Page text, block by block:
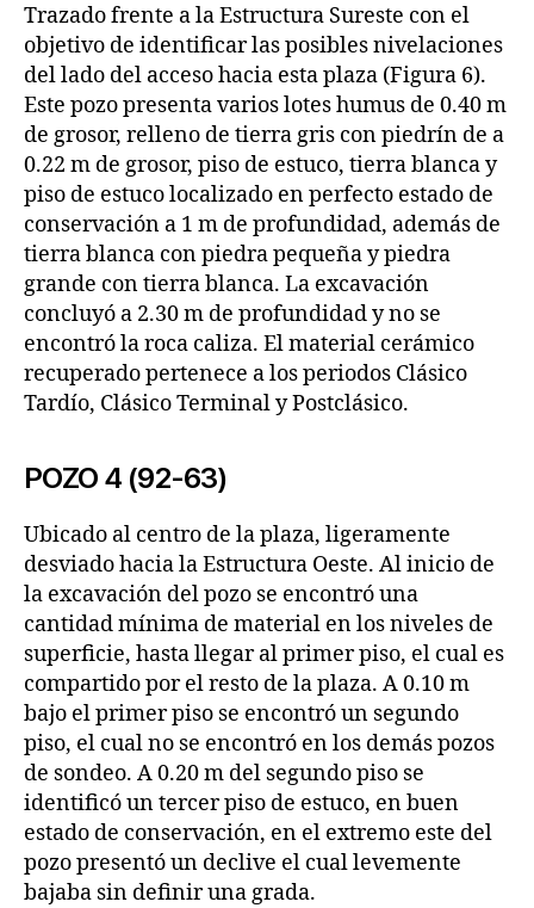
Trazado frente a la Estructura Sureste con el
objetivo de identificar las posibles nivelaciones
del lado del acceso hacia esta plaza (Figura 6).
Este pozo presenta varios lotes humus de 0.40 m
de grosor, relleno de tierra gris con piedrín de a
0.22 m de grosor, piso de estuco, tierra blanca y
piso de estuco localizado en perfecto estado de
conservación a 1 m de profundidad, además de
tierra blanca con piedra pequeña y piedra
grande con tierra blanca. La excavación
concluyó a 2.30 m de profundidad y no se
encontró la roca caliza. El material cerámico
recuperado pertenece a los periodos Clásico
Tardío, Clásico Terminal y Postclásico.
POZO 4 (92-63)
Ubicado al centro de la plaza, ligeramente
desviado hacia la Estructura Oeste. Al inicio de
la excavación del pozo se encontró una
cantidad mínima de material en los niveles de
superficie, hasta llegar al primer piso, el cual es
compartido por el resto de la plaza. A 0.10 m
bajo el primer piso se encontró un segundo
piso, el cual no se encontró en los demás pozos
de sondeo. A 0.20 m del segundo piso se
identificó un tercer piso de estuco, en buen
estado de conservación, en el extremo este del
pozo presentó un declive el cual levemente
bajaba sin definir una grada.